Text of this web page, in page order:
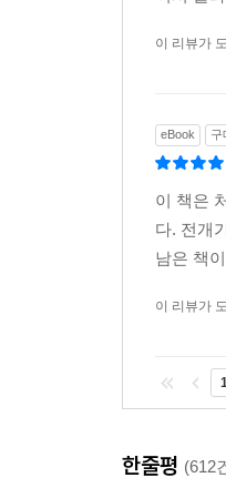
이 리뷰가
eBook 구
이 책은
다. 전개
남은 책
이 리뷰가
1
한줄평 (612